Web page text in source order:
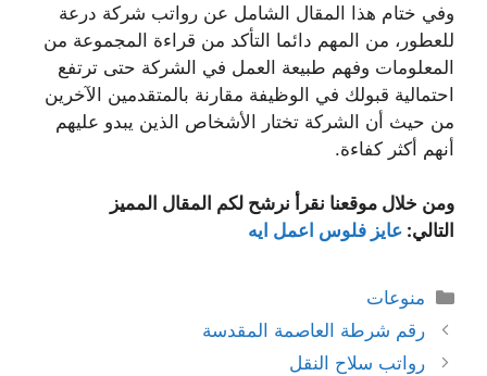
وفي ختام هذا المقال الشامل عن رواتب شركة درعة
للعطور، من المهم دائما التأكد من قراءة المجموعة من
المعلومات وفهم طبيعة العمل في الشركة حتى ترتفع
احتمالية قبولك في الوظيفة مقارنة بالمتقدمين الآخرين
من حيث أن الشركة تختار الأشخاص الذين يبدو عليهم
أنهم أكثر كفاءة.
ومن خلال موقعنا نقرأ نرشح لكم المقال المميز
التالي: عايز فلوس اعمل ايه
التصنيفات
منوعات
رقم شرطة العاصمة المقدسة
رواتب سلاح النقل